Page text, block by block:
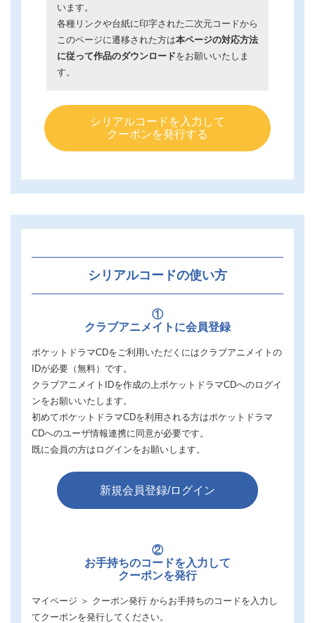
います。
各種リンクや台紙に印字された二次元コードから
このページに遷移された方は本ページの対応方法
に従って作品のダウンロードをお願いいたしま
す。
シリアルコードを入力して
クーポンを発行する
シリアルコードの使い方
①
クラブアニメイトに会員登録
ポケットドラマCDをご利用いただくにはクラブアニメイトの
IDが必要（無料）です。
クラブアニメイトIDを作成の上ポケットドラマCDへのログイ
ンをお願いいたします。
初めてポケットドラマCDを利用される方はポケットドラマ
CDへのユーザ情報連携に同意が必要です。
既に会員の方はログインをお願いします。
新規会員登録/ログイン
②
お手持ちのコードを入力して
クーポンを発行
マイページ ＞ クーポン発行 からお手持ちのコードを入力し
てクーポンを発行してください。